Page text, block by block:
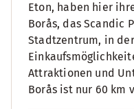
Eton, haben hier
Borås, das Scandic
Stadtzentrum, in
Attraktionen und
Borås ist nur 60 km